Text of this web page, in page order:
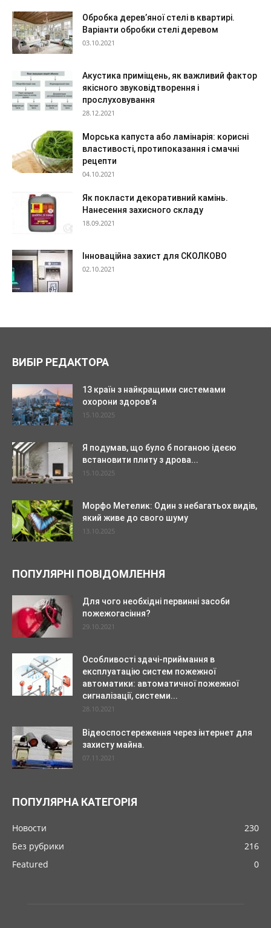
Обробка дерев’яної стелі в квартирі.
Варіанти обробки стелі деревом
03.10.2021
Акустика приміщень, як важливий фактор
якісного звуковідтворення і
прослуховування
28.12.2021
Морська капуста або ламінарія: корисні
властивості, протипоказання і смачні
рецепти
04.10.2021
Як покласти декоративний камінь.
Нанесення захисного складу
18.09.2021
Інноваційна захист для СКОЛКОВО
02.10.2021
ВИБІР РЕДАКТОРА
13 країн з найкращими системами
охорони здоров’я
15.10.2025
Я подумав, що було б поганою ідеєю
встановити плиту з дрова...
15.10.2025
Морфо Метелик: Один з небагатьох видів,
який живе до свого шуму
13.10.2025
ПОПУЛЯРНІ ПОВІДОМЛЕННЯ
Для чого необхідні первинні засоби
пожежогасіння?
29.10.2021
Особливості здачі-приймання в
експлуатацію систем пожежної
автоматики: автоматичної пожежної
сигналізації, системи...
28.10.2021
Відеоспостереження через інтернет для
захисту майна.
07.11.2021
ПОПУЛЯРНА КАТЕГОРІЯ
Новости
230
Без рубрики
216
Featured
0